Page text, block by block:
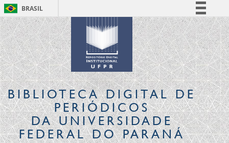
BRASIL
Simplifique!
Comunica BR
Participe
Acesso à informação
Legislação
Canais
BIBLIOTECA DIGITALDE
PERIÓDICOS
DA UNIVERSIDADE
FEDERAL DO PARANÁ